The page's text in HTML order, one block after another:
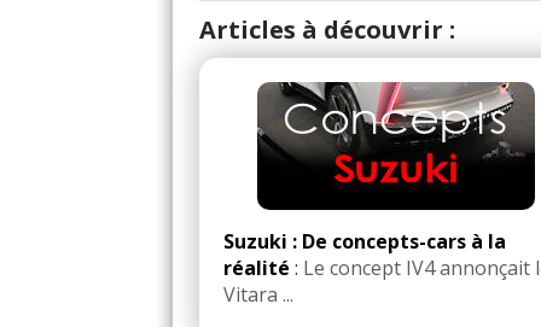
Prix assurance :
850 euros/an
(Bonus/Malus : )
Il y a
ParSixHertz- (2026-07-20
dsormais disponible l'achat
Articles à découvrir :
Suzuki : De concepts-cars à la
réalité : Le concept IV4 annonçait
Vitara ...